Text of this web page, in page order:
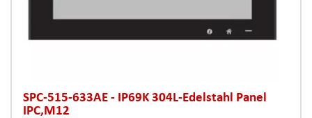
SPC-515-633AE - IP69K 304L-Edelstahl Panel
IPC,M12